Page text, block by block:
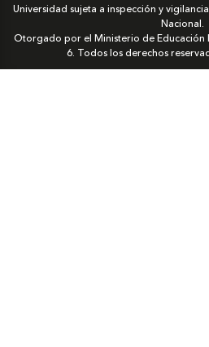
Universidad sujeta a inspección y
Nacional.
Otorgado por el Ministerio de Educación
6. Todos los derechos